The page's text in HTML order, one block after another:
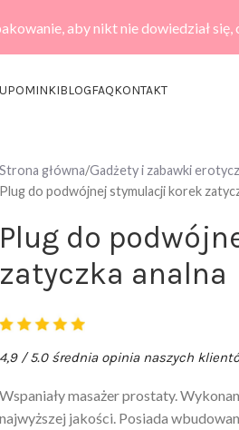
aby nikt nie dowiedział się,
UPOMINKIBLOGFAQKONTAKT
Strona główna Gadżety i zabawki
Plug do podwójnej stymulacji korek
Plug do
zatyczka analna
4,9 / 5.0 średnia opinia naszych
Wspaniały masażer prostaty.
najwyższej jakości. Posiada